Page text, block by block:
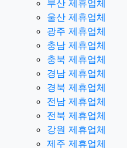
부산 제휴업체
울산 제휴업체
광주 제휴업체
충남 제휴업체
충북 제휴업체
경남 제휴업체
경북 제휴업체
전남 제휴업체
전북 제휴업체
강원 제휴업체
제주 제휴업체